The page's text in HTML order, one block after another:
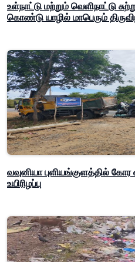
உள்நாட்டு மற்றும் வெளிநாட்டு
கொண்டு யாழில் மாபெரும்
வவுனியா புளியங்குளத்தில்
உயிரிழப்பு